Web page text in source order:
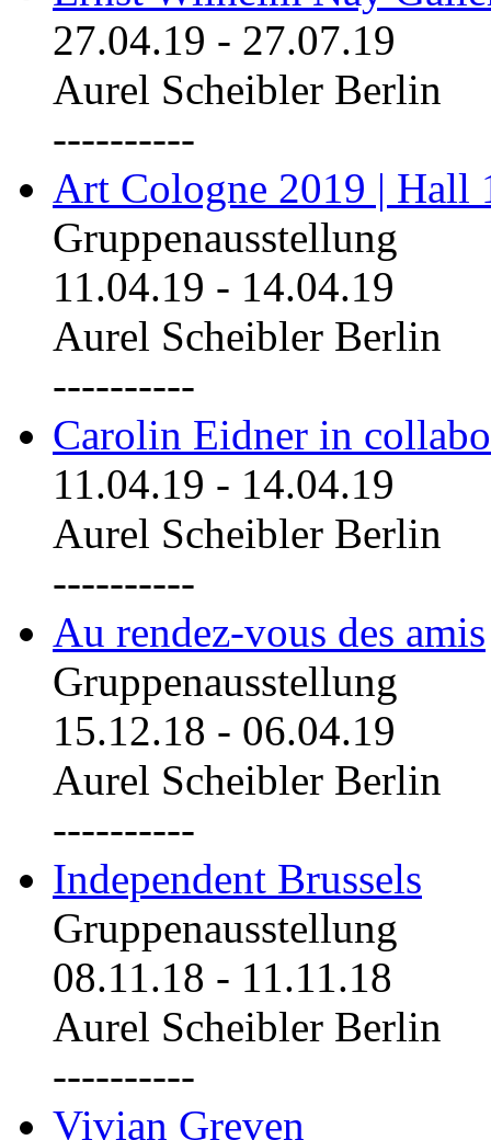
27.04.19 - 27.07.19
Aurel Scheibler Berlin
----------
Art Cologne 2019 | Hall
Gruppenausstellung
11.04.19 - 14.04.19
Aurel Scheibler Berlin
----------
Carolin Eidner in
11.04.19 - 14.04.19
Aurel Scheibler Berlin
----------
Au rendez-vous des amis
Gruppenausstellung
15.12.18 - 06.04.19
Aurel Scheibler Berlin
----------
Independent Brussels
Gruppenausstellung
08.11.18 - 11.11.18
Aurel Scheibler Berlin
----------
Vivian Greven